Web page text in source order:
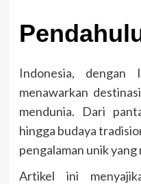
Indonesia,
menawarkan
mendunia. Dari
hingga budaya
pengalaman unik
Artikel ini